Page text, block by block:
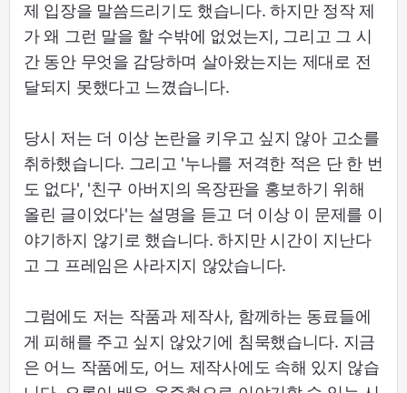
제 입장을 말씀드리기도 했습니다. 하지만 정작 제
가 왜 그런 말을 할 수밖에 없었는지, 그리고 그 시
간 동안 무엇을 감당하며 살아왔는지는 제대로 전
달되지 못했다고 느꼈습니다.
당시 저는 더 이상 논란을 키우고 싶지 않아 고소를
취하했습니다. 그리고 '누나를 저격한 적은 단 한 번
도 없다', '친구 아버지의 옥장판을 홍보하기 위해
올린 글이었다'는 설명을 듣고 더 이상 이 문제를 이
야기하지 않기로 했습니다. 하지만 시간이 지난다
고 그 프레임은 사라지지 않았습니다.
그럼에도 저는 작품과 제작사, 함께하는 동료들에
게 피해를 주고 싶지 않았기에 침묵했습니다. 지금
은 어느 작품에도, 어느 제작사에도 속해 있지 않습